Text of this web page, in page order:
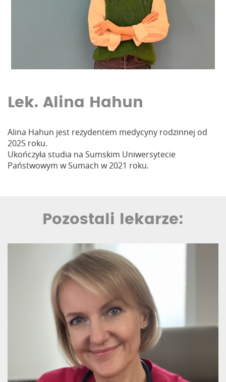
Lek. Alina Hahun
Alina Hahun jest rezydentem medycyny rodzinnej od
2025 roku.
Ukończyła studia na Sumskim Uniwersytecie
Państwowym w Sumach w 2021 roku.
Pozostali lekarze: